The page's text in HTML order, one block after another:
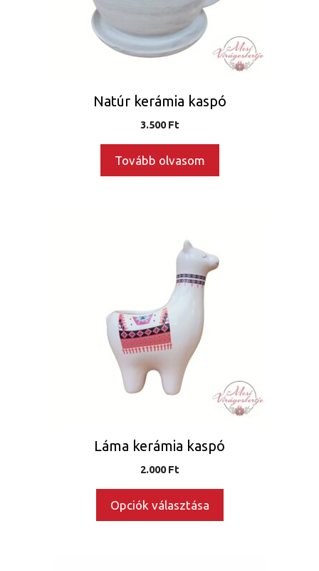
Natúr kerámia kaspó
3.500Ft
Tovább olvasom
Láma kerámia kaspó
2.000Ft
Opciók választása